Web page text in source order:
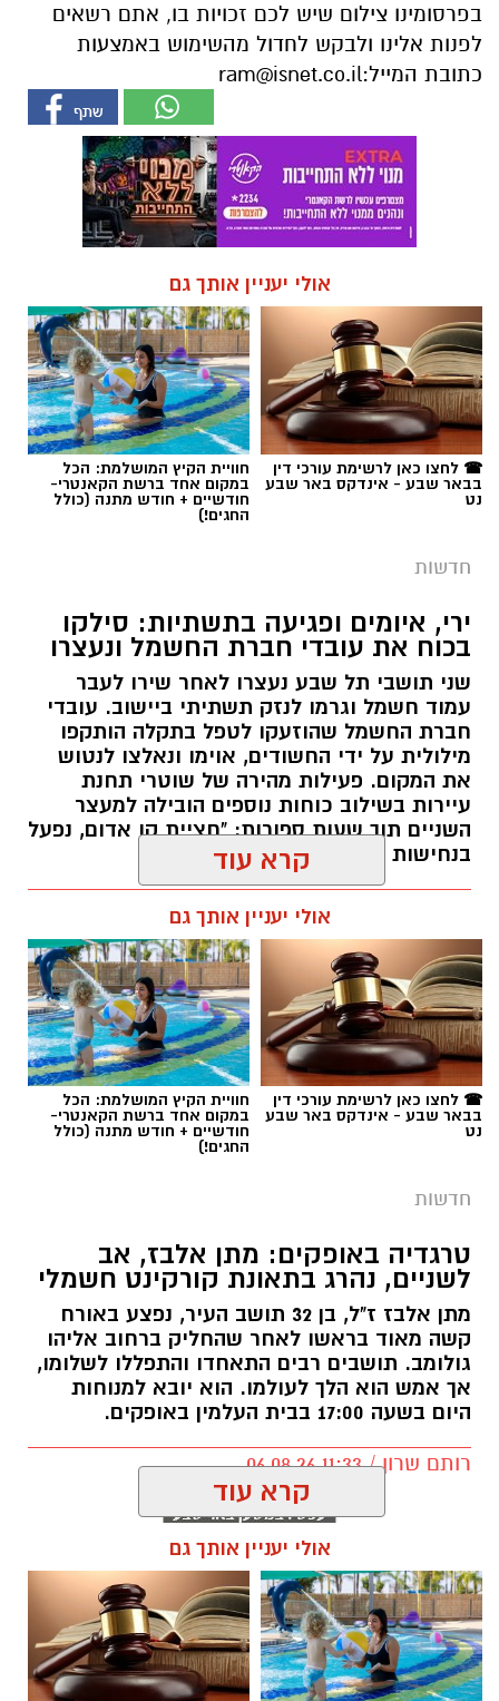
בפרסומינו צילום שיש לכם זכויות בו, אתם רשאים
לפנות אלינו ולבקש לחדול מהשימוש באמצעות
כתובת המייל:ram@isnet.co.il
אולי יעניין אותך גם
☎ לחצו כאן לרשימת עורכי דין
בבאר שבע - אינדקס באר שבע
נט
חוויית הקיץ המושלמת: הכל
במקום אחד ברשת הקאנטרי-
חודשיים + חודש מתנה (כולל
החגים!)
חדשות
ירי, איומים ופגיעה בתשתיות: סילקו
בכוח את עובדי חברת החשמל ונעצרו
שני תושבי תל שבע נעצרו לאחר שירו לעבר
עמוד חשמל וגרמו לנזק תשתיתי ביישוב. עובדי
חברת החשמל שהוזעקו לטפל בתקלה הותקפו
מילולית על ידי החשודים, אוימו ונאלצו לנטוש
את המקום. פעילות מהירה של שוטרי תחנת
עיירות בשילוב כוחות נוספים הובילה למעצר
השניים תוך שעות ספורות: "חציית קו אדום, נפעל
בנחישות נגד מי שינסה להטיל מורא".
תגים:חברת חשמל, תל שבע
קרדיט: משטרת ישראל
אירוע חמור וחריג התרחש אתמול ביישוב תל שבע,
כאשר מה שהחל כפגיעה בתשתיות ציבוריות
התפתח לעימות מאוים מול עובדי ציבור. תחילתו
של האירוע בדיווח שהתקבל במשטרת ישראל על
ירי שבוצע לעבר עמוד חשמל ביישוב, ירי אשר פגע
קרא עוד
אולי יעניין אותך גם
☎ לחצו כאן לרשימת עורכי דין
בבאר שבע - אינדקס באר שבע
נט
חוויית הקיץ המושלמת: הכל
במקום אחד ברשת הקאנטרי-
חודשיים + חודש מתנה (כולל
החגים!)
חדשות
טרגדיה באופקים: מתן אלבז, אב
לשניים, נהרג בתאונת קורקינט חשמלי
מתן אלבז ז"ל, בן 32 תושב העיר, נפצע באורח
קשה מאוד בראשו לאחר שהחליק ברחוב אליהו
גולומב. תושבים רבים התאחדו והתפללו לשלומו,
אך אמש הוא הלך לעולמו. הוא יובא למנוחות
היום בשעה 17:00 בבית העלמין באופקים.
רותם שרון / 11:33 06.08.26
תגים:מתן אלבז ז"ל
קרא עוד
אולי יעניין אותך גם